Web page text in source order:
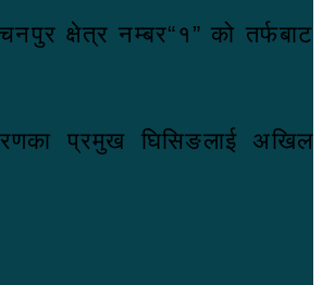
क्षेत्र नम्बर“१” को तर्फबाट
प्रमुख घिसिङलाई अखिल